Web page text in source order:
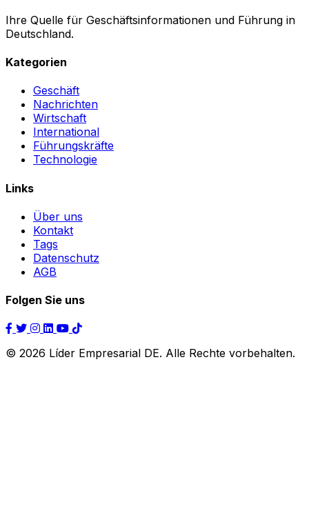
Ihre Quelle für Geschäftsinformationen und Führung in
Deutschland.
Kategorien
Geschäft
Nachrichten
Wirtschaft
International
Führungskräfte
Technologie
Links
Über uns
Kontakt
Tags
Datenschutz
AGB
Folgen Sie uns
© 2026 Líder Empresarial DE. Alle Rechte vorbehalten.